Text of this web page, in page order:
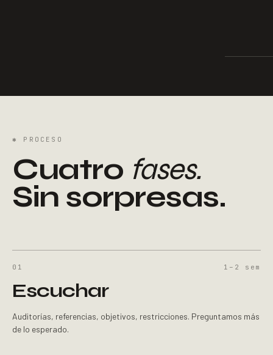
✱ PROCESO
Cuatro fases.
Sin sorpresas.
01 1–2 sem
Escuchar
Auditorías, referencias, objetivos, restricciones. Preguntamos más
de lo esperado.